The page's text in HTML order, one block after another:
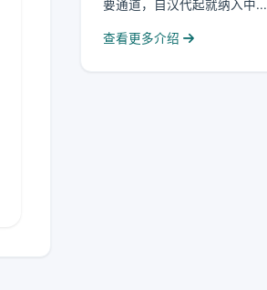
要通道，自汉代起就纳入中...
查看更多介绍